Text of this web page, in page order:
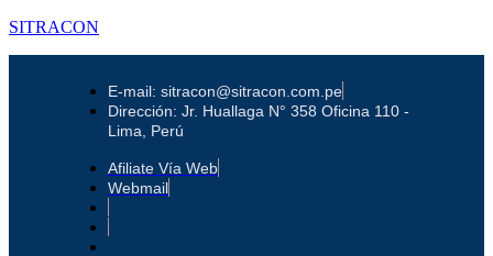
SITRACON
E-mail: sitracon@sitracon.com.pe
Dirección: Jr. Huallaga N° 358 Oficina 110 -
Lima, Perú
Afiliate Vía Web
Webmail